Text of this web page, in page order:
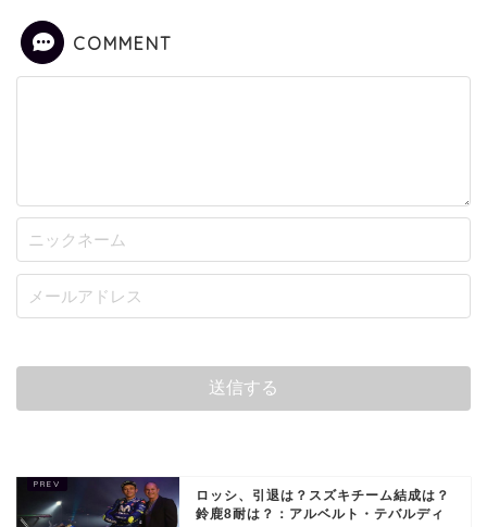
COMMENT
ロッシ、引退は？スズキチーム結成は？
鈴鹿8耐は？：アルベルト・テバルディ